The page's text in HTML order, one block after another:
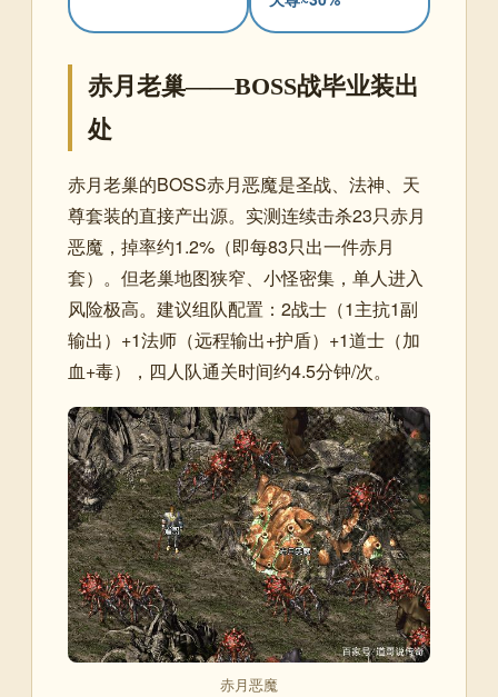
赤月老巢——BOSS战毕业装出
处
赤月老巢的BOSS赤月恶魔是圣战、法神、天
尊套装的直接产出源。实测连续击杀23只赤月
恶魔，掉率约1.2%（即每83只出一件赤月
套）。但老巢地图狭窄、小怪密集，单人进入
风险极高。建议组队配置：2战士（1主抗1副
输出）+1法师（远程输出+护盾）+1道士（加
血+毒），四人队通关时间约4.5分钟/次。
赤月恶魔